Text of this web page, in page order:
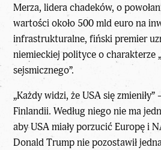
Merza, lidera chadeków, o
wartości około 500 mld euro na
infrastrukturalne, fiński premier
niemieckiej polityce o charakterze
sejsmicznego”.
„Każdy widzi, że USA się
Finlandii. Według niego nie ma
aby USA miały porzucić Europę i
Donald Trump nie pozostawił